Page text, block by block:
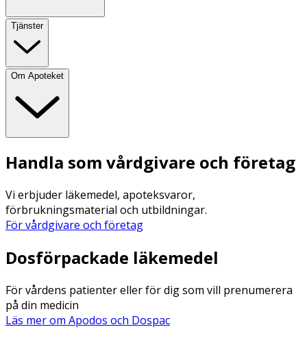
Tjänster
Om Apoteket
Handla som vårdgivare och företag
Vi erbjuder läkemedel, apoteksvaror,
förbrukningsmaterial och utbildningar.
För vårdgivare och företag
Dosförpackade läkemedel
För vårdens patienter eller för dig som vill prenumerera
på din medicin
Läs mer om Apodos och Dospac